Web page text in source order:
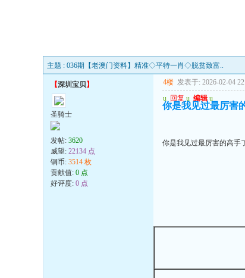
主题 : 036期【老澳门资料】精准◇平特一肖◇脱贫致富..
【深圳宝贝】
圣骑士
发帖: 3620
威望: 22134 点
铜币: 3514 枚
贡献值: 0 点
好评度: 0 点
4楼 发表于: 2026-02-04
u 回复 u 编辑 u
你是我见过最厉害
你是我见过最厉害的高手